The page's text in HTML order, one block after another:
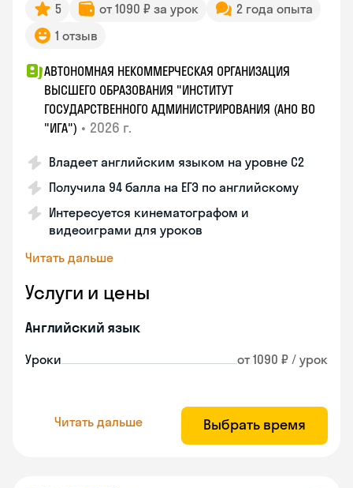
5 от 1090 ₽ за урок
2 года опыта
1 отзыв
АВТОНОМНАЯ НЕКОММЕРЧЕСКАЯ ОРГАНИЗАЦИЯ
ВЫСШЕГО ОБРАЗОВАНИЯ "ИНСТИТУТ
ГОСУДАРСТВЕННОГО АДМИНИСТРИРОВАНИЯ (АНО ВО
"ИГА") • 2026 г.
Владеет английским языком на уровне С2
Получила 94 балла на ЕГЭ по английскому
Интересуется кинематографом и
видеоиграми для уроков
Читать дальше
Услуги и цены
Английский язык
Уроки от 1090 ₽ / урок
Читать дальше Выбрать время